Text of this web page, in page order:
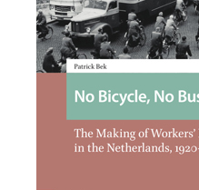
een
andere
website)